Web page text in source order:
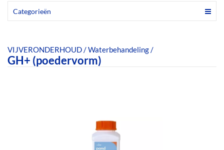
Categorieën
VIJVERONDERHOUD/Waterbehandeling/
GH+ (poedervorm)